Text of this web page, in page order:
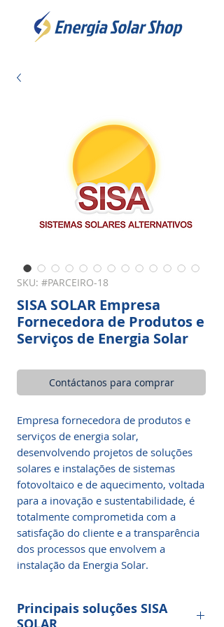
SKU: #PARCEIRO-18
SISA SOLAR Empresa
Fornecedora de Produtos e
Serviços de Energia Solar
Contáctanos para comprar
Empresa fornecedora de produtos e
serviços de energia solar,
desenvolvendo projetos de soluções
solares e instalações de sistemas
fotovoltaico e de aquecimento, voltada
para a inovação e sustentabilidade, é
totalmente comprometida com a
satisfação do cliente e a transparência
dos processos que envolvem a
instalação da Energia Solar.
Principais soluções SISA